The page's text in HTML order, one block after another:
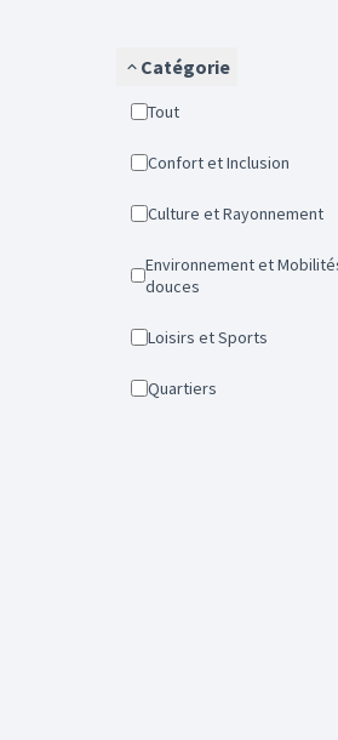
Catégorie
Tout
Confort et Inclusion
Culture et Rayonnement
Environnement et Mobilités
douces
Loisirs et Sports
Quartiers